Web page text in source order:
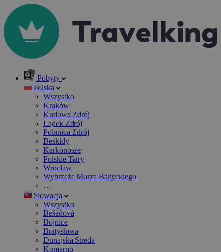
Pobyty
Polska
Wszystko
Kraków
Kudowa Zdrój
Lądek Zdrój
Polanica Zdrój
Beskidy
Karkonosze
Polskie Tatry
Wrocław
Wybrzeże Morza Bałtyckiego
…
Słowacja
Wszystko
Bešeňová
Bojnice
Bratysława
Dunajska Streda
Komarno